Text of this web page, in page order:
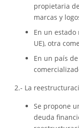
propietaria
marcas y
En un estado
UE), otra
En un país
2.- La
Se propone
deuda